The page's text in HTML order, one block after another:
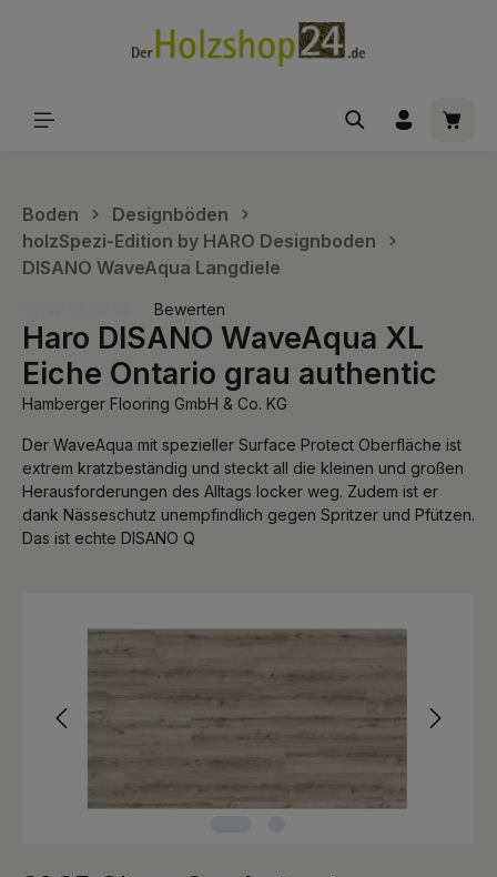
Boden
Designböden
holzSpezi-Edition by HARO Designboden
DISANO WaveAqua Langdiele
Durchschnittliche Bewertung von 0 von 5 Sternen
Bewerten
Haro DISANO WaveAqua XL
Eiche Ontario grau authentic
Hamberger Flooring GmbH & Co. KG
Der WaveAqua mit spezieller Surface Protect Oberfläche ist
extrem kratzbeständig und steckt all die kleinen und großen
Herausforderungen des Alltags locker weg. Zudem ist er
dank Nässeschutz unempfindlich gegen Spritzer und Pfützen.
Das ist echte DISANO Q